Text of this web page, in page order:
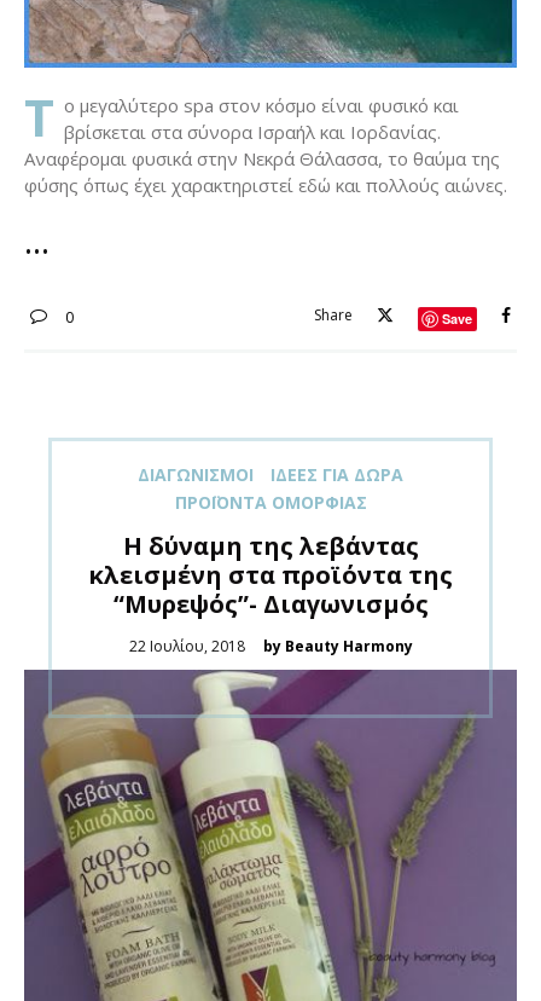
Τ ο μεγαλύτερο spa στον κόσμο είναι φυσικό και
βρίσκεται στα σύνορα Ισραήλ και Ιορδανίας.
Αναφέρομαι φυσικά στην Νεκρά Θάλασσα, το θαύμα της
φύσης όπως έχει χαρακτηριστεί εδώ και πολλούς αιώνες.
0 Share Save
ΔΙΑΓΩΝΙΣΜΟΊ
ΙΔΈΕΣ ΓΙΑ ΔΏΡΑ
ΠΡΟΪΌΝΤΑ ΟΜΟΡΦΙΆΣ
H δύναμη της λεβάντας
κλεισμένη στα προϊόντα της
“Μυρεψός”- Διαγωνισμός
Posted
22 Ιουλίου, 2018 by Beauty Harmony